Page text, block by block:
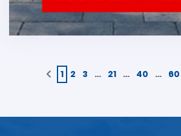
1 2 3 … 21 … 40 … 60